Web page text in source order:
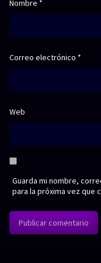
Nombre *
Correo electrónico *
Web
Guarda mi nombre,
para la próxima vez que